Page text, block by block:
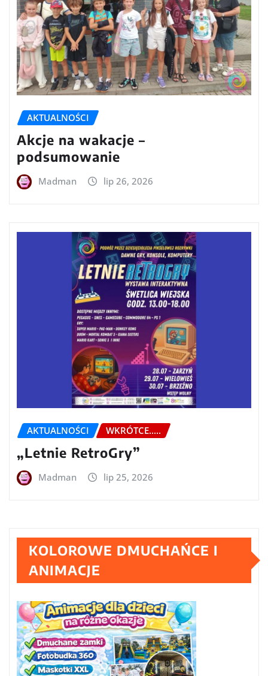
AKTUALNOŚCI
Akcje na wakacje –
podsumowanie
Madman lip 26, 2026
AKTUALNOŚCI WKRÓTCE.....
„Letnie RetroGry”
Madman lip 25, 2026
KOLOROWE DMUCHAŃCE I
ANIMACJE